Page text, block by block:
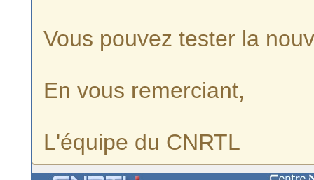
Vous pouvez tester la
En vous remerciant,
L'équipe du CNRTL